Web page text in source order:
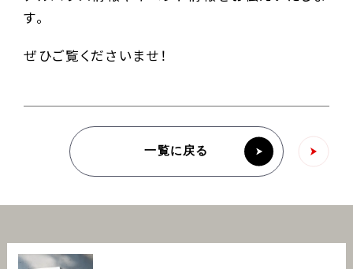
す。
ぜひご覧くださいませ！
一覧に戻る